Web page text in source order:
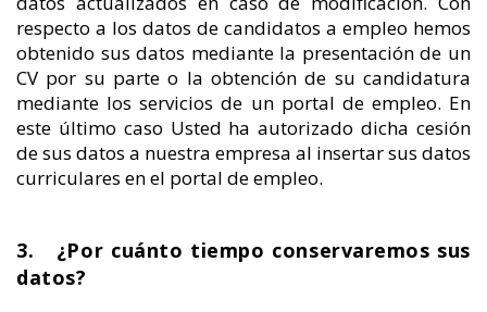
respecto a los datos de candidatos a empleo hemos
obtenido sus datos mediante la presentación de un
CV por su parte o la obtención de su candidatura
mediante los servicios de un portal de empleo. En
este último caso Usted ha autorizado dicha cesión
de sus datos a nuestra empresa al insertar sus datos
curriculares en el portal de empleo.
3. ¿Por cuánto tiempo conservaremos sus
datos?